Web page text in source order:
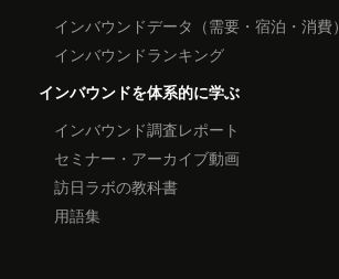
インバウンドデータ（需要・宿泊・消費）
インバウンドランキング
インバウンドを体系的に学ぶ
インバウンド調査レポート
セミナー・アーカイブ動画
訪日ラボの教科書
用語集